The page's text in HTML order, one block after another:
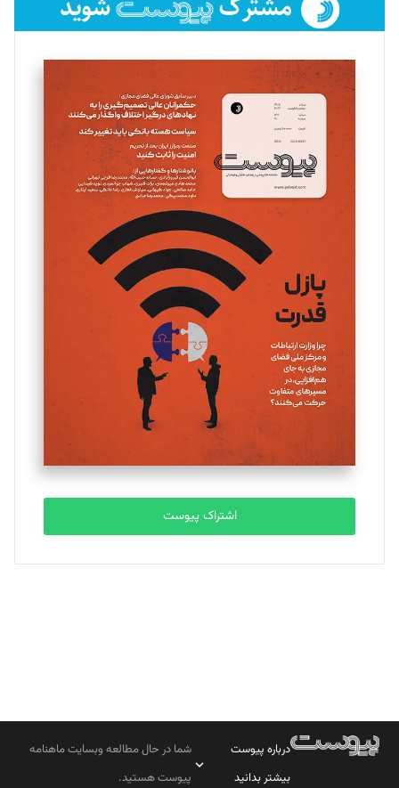
فائزه فتحی رستمی
تحریریه
سروش کرمیان
تحریریه
مینا پاکدل
یسنا امان‌پور
تحریریه
ملینا جعفری
تحریریه
مصطفی مسجدی آرانی
تحریریه
بابک نقاش
تحریریه
اشتراک پیوست
درباره پیوست
بیشتر بدانید
شما در حال مطالعه وبسایت ماهنامه
پیوست هستید.